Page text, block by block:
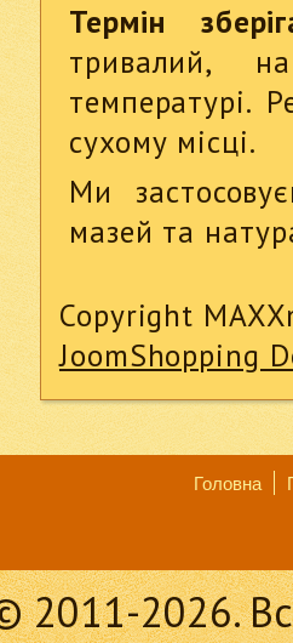
Термін
тривалий,
температурі.
сухому місці.
Ми
мазей та
Copyright
JoomShopping
Головна
2026.